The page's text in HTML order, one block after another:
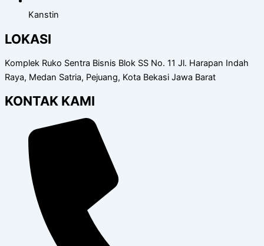
Kanstin
LOKASI
Komplek Ruko Sentra Bisnis Blok SS No. 11 Jl. Harapan Indah
Raya, Medan Satria, Pejuang, Kota Bekasi Jawa Barat
KONTAK KAMI